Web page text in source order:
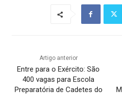
Artigo anterior
Entre para o Exército: São
400 vagas para Escola
Preparatória de Cadetes do